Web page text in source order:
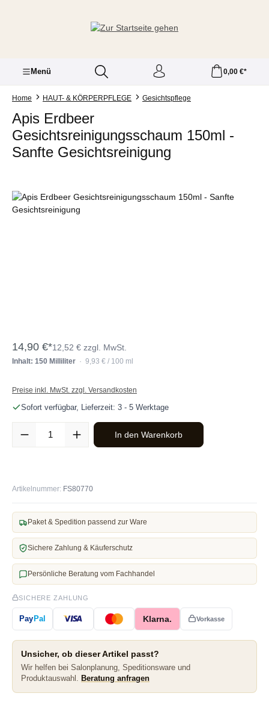
Menü 0,00 €*
Home HAUT- & KÖRPERPFLEGE Gesichtspflege
Apis Erdbeer
Gesichtsreinigungsschaum 150ml -
Sanfte Gesichtsreinigung
Bildergalerie überspringen
14,90 €*12,52 € zzgl. MwSt.
Inhalt: 150 Milliliter · 9,93 € / 100 ml
Preise inkl. MwSt. zzgl. Versandkosten
Sofort verfügbar, Lieferzeit: 3 - 5 Werktage
Produkt Anzahl: Gib den gewünschten Wert ein oder benutze die
In den Warenkorb
Artikelnummer: FS80770
Paket & Spedition passend zur Ware
Sichere Zahlung & Käuferschutz
Persönliche Beratung vom Fachhandel
SICHERE ZAHLUNG
PayPal Klarna. Vorkasse
Unsicher, ob dieser Artikel passt?
Wir helfen bei Salonplanung, Speditionsware und
Produktauswahl.
Beratung anfragen